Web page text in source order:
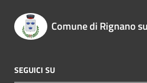
Comune di Rignano
SEGUICI SU